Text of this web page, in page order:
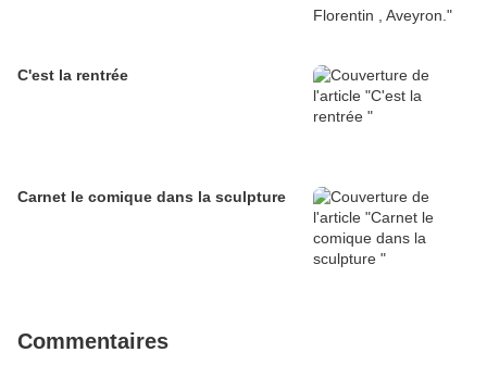
C'est la rentrée
Carnet le comique dans la sculpture
Commentaires